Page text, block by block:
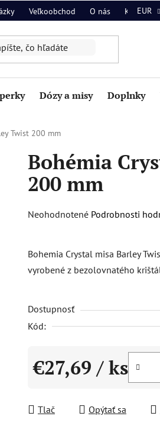
Veľkoobchod O nás Kontakt
EUR
Dózy a misy Doplnky
Twist 200 mm
Bohémia
200 mm
Priemerné
je
0,0
5
hviezdičiek.
Neohodnotené Podrobnosti
Bohemia Crystal misa Barley
vyrobené z bezolovnatého
Dostupnosť
Kód:
€27,69 / ks
Tlač Opýtať sa